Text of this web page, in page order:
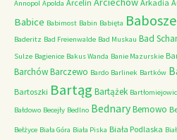
Annopol Apolda Arcelin Arkadia
Babice Babimost Babin Babięta
Baderitz Bad Freienwalde Bad Muskau Bad
Sulze Bagienice Bakus Wanda Banie Mazurskie
BarchówBarczewo Bardo Barlinek Bartków
Bartoszki Bartąg Bartążek
Bałdowo Becejły Bedlno BednaryBemowo
Bełżyce Biała Góra Biała Piska Biała Podlaska